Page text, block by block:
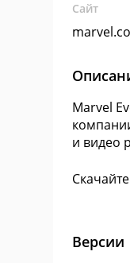
Сайт
Marvel
и видео
Версии